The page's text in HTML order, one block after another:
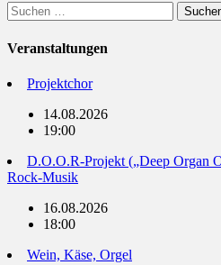
Suchen
nach:
Veranstaltungen
Projektchor
14.08.2026
19:00
D.O.O.R-Projekt („Deep Organ
Rock-Musik
16.08.2026
18:00
Wein, Käse, Orgel